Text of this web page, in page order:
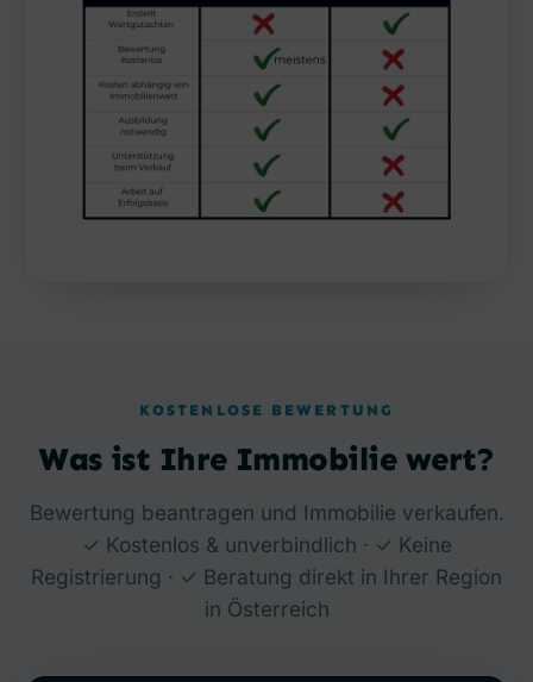
KOSTENLOSE BEWERTUNG
Was ist Ihre Immobilie wert?
Bewertung beantragen und Immobilie verkaufen.
✓ Kostenlos & unverbindlich · ✓ Keine
Registrierung · ✓ Beratung direkt in Ihrer Region
in Österreich